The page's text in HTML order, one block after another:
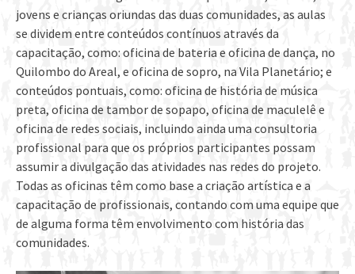
jovens e crianças oriundas das duas comunidades, as aulas
se dividem entre conteúdos contínuos através da
capacitação, como: oficina de bateria e oficina de dança, no
Quilombo do Areal, e oficina de sopro, na Vila Planetário; e
conteúdos pontuais, como: oficina de história de música
preta, oficina de tambor de sopapo, oficina de maculelê e
oficina de redes sociais, incluindo ainda uma consultoria
profissional para que os próprios participantes possam
assumir a divulgação das atividades nas redes do projeto.
Todas as oficinas têm como base a criação artística e a
capacitação de profissionais, contando com uma equipe que
de alguma forma têm envolvimento com história das
comunidades.